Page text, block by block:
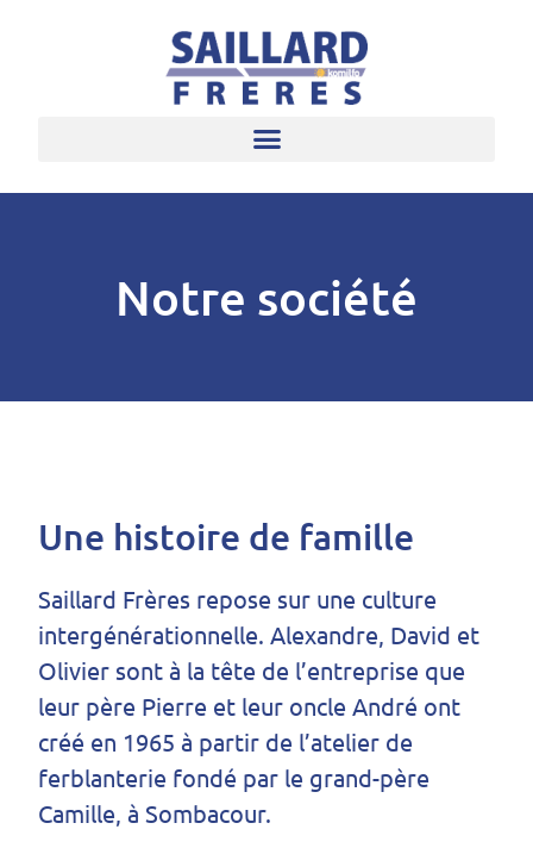
Notre société
Une histoire de famille
Saillard Frères repose sur une culture
intergénérationnelle. Alexandre, David et
Olivier sont à la tête de l’entreprise que
leur père Pierre et leur oncle André ont
créé en 1965 à partir de l’atelier de
ferblanterie fondé par le grand-père
Camille, à Sombacour.